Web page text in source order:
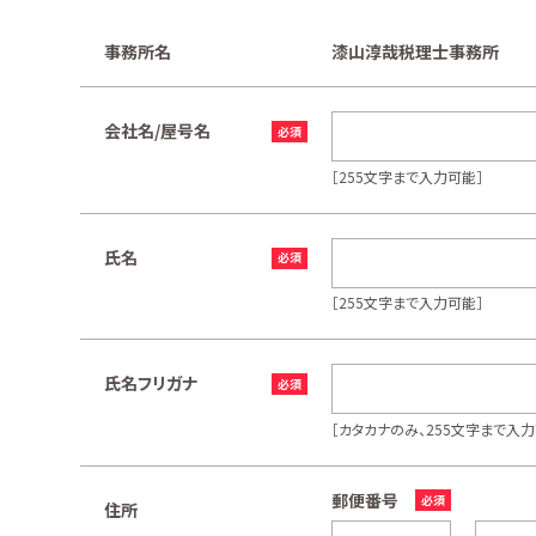
事務所名 漆山淳哉税理士事務所
会社名/屋号名
［255文字まで入力可能］
氏名
［255文字まで入力可能］
氏名フリガナ
［カタカナのみ、255文字まで入
住所 郵便番号